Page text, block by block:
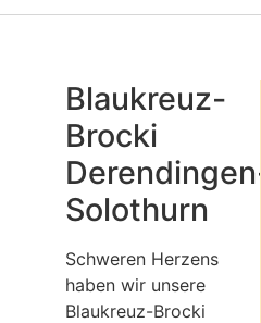
Blaukreuz-
Brocki
Derendingen-
Solothurn
Schweren Herzens
haben wir unsere
Blaukreuz-Brocki